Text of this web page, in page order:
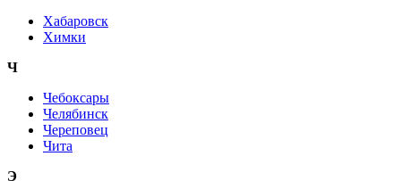
Хабаровск
Химки
Ч
Чебоксары
Челябинск
Череповец
Чита
Э